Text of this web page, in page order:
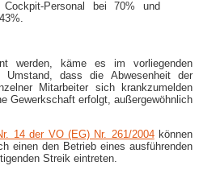
Cockpit-​Personal bei 70% und
werden, käme es im vorliegenden
dass die Abwesenheit der
Mitarbeiter sich krankzumelden
Gewerkschaft erfolgt, außergewöhnlich
14 der VO (EG) Nr. 261/2004können
einen den Betrieb eines ausführenden
Streik eintreten.